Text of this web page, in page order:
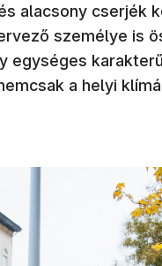
alacsony cserjék
személye is
egységes
a helyi